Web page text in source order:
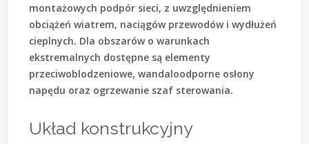
montażowych podpór sieci, z uwzględnieniem
obciążeń wiatrem, naciągów przewodów i wydłużeń
cieplnych. Dla obszarów o warunkach
ekstremalnych dostępne są elementy
przeciwoblodzeniowe, wandaloodporne osłony
napędu oraz ogrzewanie szaf sterowania.
Układ konstrukcyjny